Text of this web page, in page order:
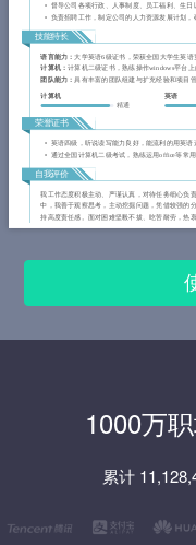
督导公司各项行政、人事制度、员工福利、生日
负责招聘工作，制定公司的人力资源发展计划，
技能特长
语言能力：大学英语6级证书，荣获全国大学生英语
计算机：计算机二级证书，熟练操作windows平台上
团队能力： 具有丰富的团队组建与扩充经验和项目管
计算机
精通
英语
荣誉证书
英语四级，听说读写能力良好，能流利的用英
通过全国计算机二级考试，熟练运用office等常用
自我评价
我工作态度积极主动、严谨认真，对待任务细心负
中，我善于观察思考，主动挖掘问题，凭借较强的
持高度责任感。面对困难坚毅不拔、吃苦耐劳，热
1000万
累计